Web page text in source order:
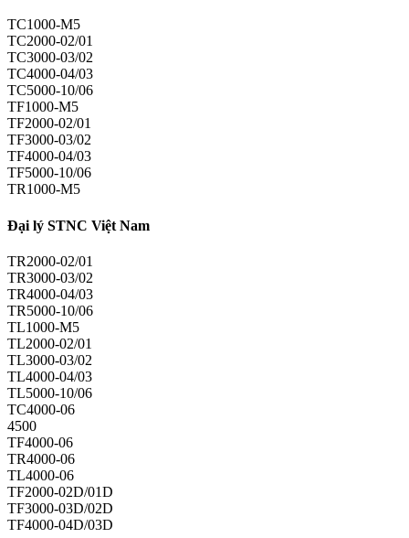
TC1000-M5
TC2000-02/01
TC3000-03/02
TC4000-04/03
TC5000-10/06
TF1000-M5
TF2000-02/01
TF3000-03/02
TF4000-04/03
TF5000-10/06
TR1000-M5
Đại lý STNC Việt Nam
TR2000-02/01
TR3000-03/02
TR4000-04/03
TR5000-10/06
TL1000-M5
TL2000-02/01
TL3000-03/02
TL4000-04/03
TL5000-10/06
TC4000-06
4500
TF4000-06
TR4000-06
TL4000-06
TF2000-02D/01D
TF3000-03D/02D
TF4000-04D/03D